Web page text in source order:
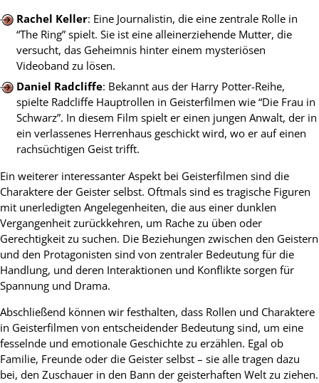
Rachel Keller: Eine Journalistin, die eine zentrale Rolle in
“The Ring” spielt. Sie ist eine alleinerziehende Mutter, die
versucht, das Geheimnis hinter einem mysteriösen
Videoband zu lösen.
Daniel Radcliffe: Bekannt aus der Harry Potter-Reihe,
spielte Radcliffe Hauptrollen in Geisterfilmen wie “Die Frau in
Schwarz”. In diesem Film spielt er einen jungen Anwalt, der in
ein verlassenes Herrenhaus geschickt wird, wo er auf einen
rachsüchtigen Geist trifft.
Ein weiterer interessanter Aspekt bei Geisterfilmen sind die
Charaktere der Geister selbst. Oftmals sind es tragische Figuren
mit unerledigten Angelegenheiten, die aus einer dunklen
Vergangenheit zurückkehren, um Rache zu üben oder
Gerechtigkeit zu suchen. Die Beziehungen zwischen den Geistern
und den Protagonisten sind von zentraler Bedeutung für die
Handlung, und deren Interaktionen und Konflikte sorgen für
Spannung und Drama.
Abschließend können wir festhalten, dass Rollen und Charaktere
in Geisterfilmen von entscheidender Bedeutung sind, um eine
fesselnde und emotionale Geschichte zu erzählen. Egal ob
Familie, Freunde oder die Geister selbst – sie alle tragen dazu
bei, den Zuschauer in den Bann der geisterhaften Welt zu ziehen.